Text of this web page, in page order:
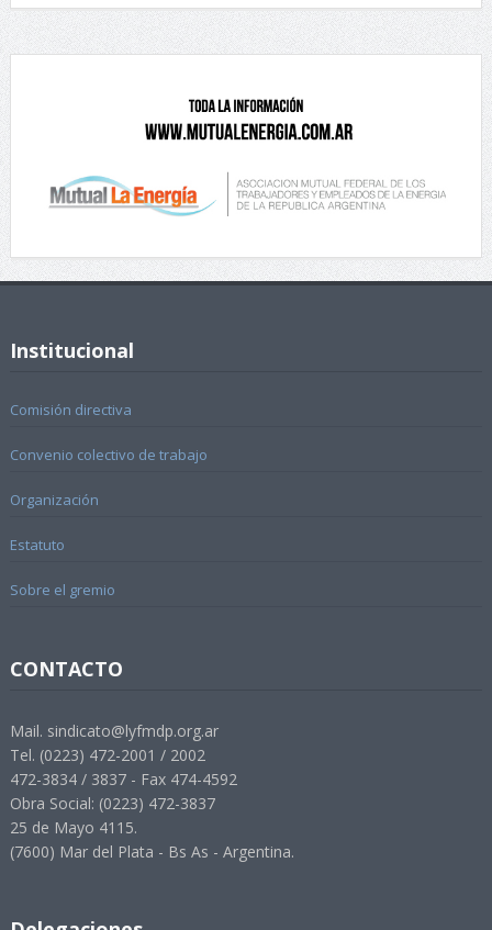
Institucional
Comisión directiva
Convenio colectivo de trabajo
Organización
Estatuto
Sobre el gremio
CONTACTO
Mail. sindicato@lyfmdp.org.ar
Tel. (0223) 472-2001 / 2002
472-3834 / 3837 - Fax 474-4592
Obra Social: (0223) 472-3837
25 de Mayo 4115.
(7600) Mar del Plata - Bs As - Argentina.